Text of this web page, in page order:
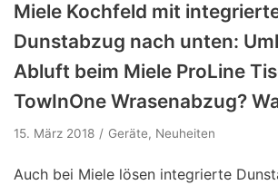
Miele Kochfeld mit
Dunstabzug nach unten:
Abluft beim Miele ProLine
TowInOne Wrasenabzug?
15. März 2018 Geräte, Neuheiten
Auch bei Miele lösen integrierte